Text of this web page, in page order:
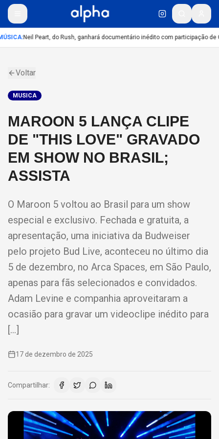
:Neil Peart, do Rush, ganhará documentário inédito com participação de
Voltar
MUSICA
MAROON 5 LANÇA CLIPE
DE "THIS LOVE" GRAVADO
EM SHOW NO BRASIL;
ASSISTA
O Maroon 5 voltou ao Brasil para um show
especial e exclusivo. Fechada e gratuita, a
apresentação, uma iniciativa da Budweiser
pelo projeto Bud Live, aconteceu no último dia
5 de dezembro, no Arca Spaces, em São Paulo,
apenas para fãs selecionados e convidados.
Adam Levine e companhia aproveitaram a
ocasião para gravar um videoclipe inédito para
[…]
17 de dezembro de 2025
Compartilhar: